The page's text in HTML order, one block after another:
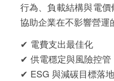
行為、負載結構與電價
協助企業在不影響營運
✔ 電費支出最佳化
✔ 供電穩定與風險控管
✔ ESG 與減碳目標落地